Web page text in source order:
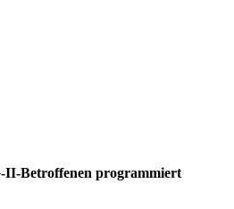
II-Betroffenen programmiert